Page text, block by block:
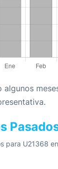
algunos
para U21368